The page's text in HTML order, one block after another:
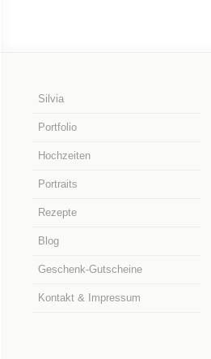
Silvia
Portfolio
Hochzeiten
Portraits
Rezepte
Blog
Geschenk-Gutscheine
Kontakt & Impressum